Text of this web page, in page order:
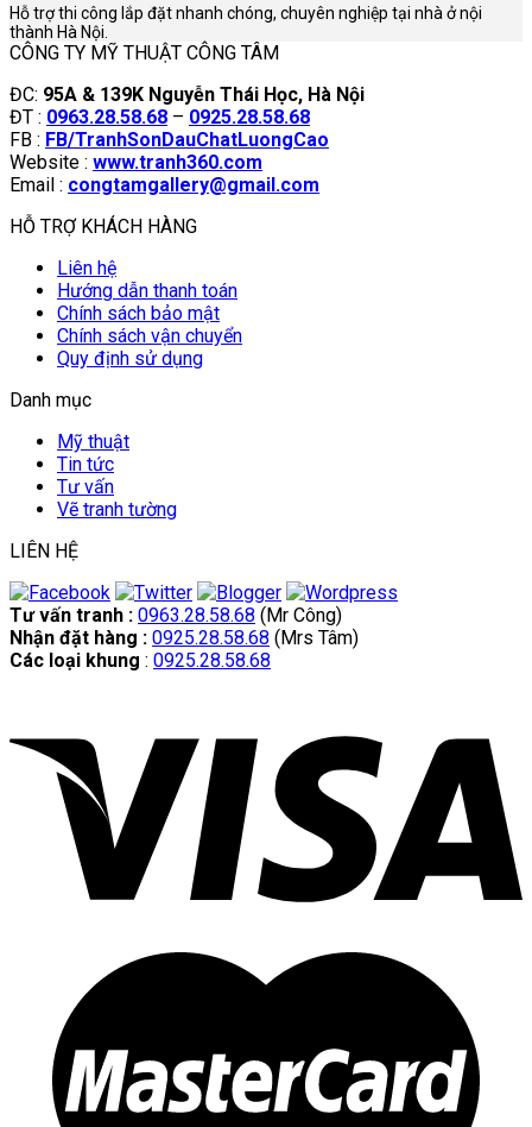
Hỗ trợ thi công lắp đặt nhanh chóng, chuyên nghiệp tại nhà ở nội
thành Hà Nội.
CÔNG TY MỸ THUẬT CÔNG TÂM
ĐC: 95A & 139K Nguyễn Thái Học, Hà Nội
ĐT : 0963.28.58.68 – 0925.28.58.68
FB : FB/TranhSonDauChatLuongCao
Website : www.tranh360.com
Email : congtamgallery@gmail.com
HỖ TRỢ KHÁCH HÀNG
Liên hệ
Hướng dẫn thanh toán
Chính sách bảo mật
Chính sách vận chuyển
Quy định sử dụng
Danh mục
Mỹ thuật
Tin tức
Tư vấn
Vẽ tranh tường
LIÊN HỆ
Tư vấn tranh : 0963.28.58.68 (Mr Công)
Nhận đặt hàng : 0925.28.58.68 (Mrs Tâm)
Các loại khung : 0925.28.58.68